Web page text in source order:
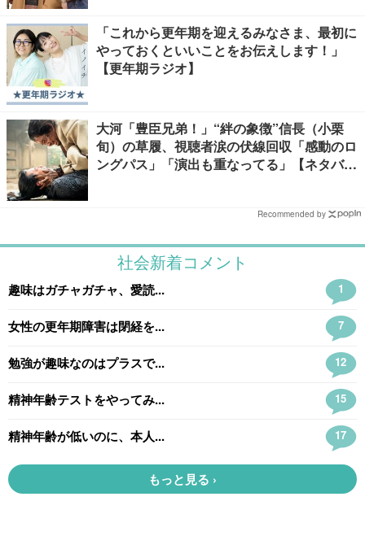
「これから更年期を迎えるみなさま、最初に
やっておくといいことをお伝えします！」
【更年期ラジオ】
大河「豊臣兄弟！」“絆の象徴”信長（小栗
旬）の草履、視聴者涙の伏線回収「感動のロ
ングパス」「演出も重なってる」【ネタバレ
Recommended by